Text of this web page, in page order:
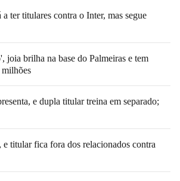
ter titulares contra o Inter, mas segue
joia brilha na base do Palmeiras e tem
e dupla titular treina em separado;
e titular fica fora dos relacionados contra